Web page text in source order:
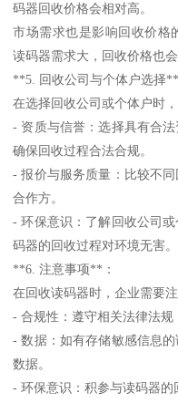
码器回收价格会相对高。
市场需求也是影响回收价格
读码器需求大，回收价格也会
**5. 回收公司与个体户选择**
在选择回收公司或个体户时
- 资质与信誉：选择具有合
确保回收过程合法合规。
- 报价与服务质量：比较不
合作方。
- 环保意识：了解回收公司
码器的回收过程对环境无害。
**6. 注意事项**：
在回收读码器时，企业需要
- 合规性：遵守相关法律法规
- 数据：如有存储敏感信息
数据。
- 环保意识：积参与读码器的